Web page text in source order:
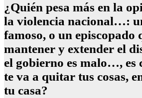
¿Quién pesa más en la
la violencia nacional…:
famoso, o un episcopado
mantener y extender el
el gobierno es malo…,
te va a quitar tus cosas,
tu casa?